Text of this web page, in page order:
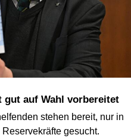
gut auf Wahl vorbereitet
stehen bereit, nur in
gesucht.